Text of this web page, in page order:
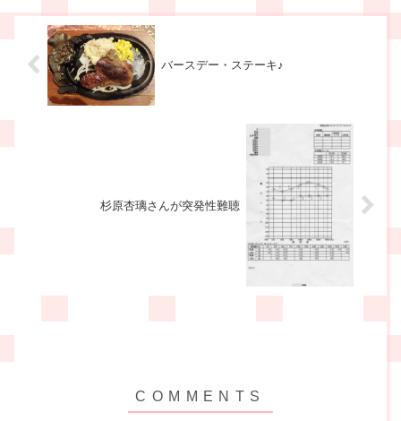
バースデー・ステーキ♪
杉原杏璃さんが突発性難聴